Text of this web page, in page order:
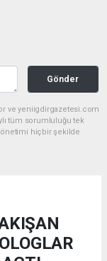
Gönder
ve yeniigdirgazetesi.com
tüm sorumluluğu tek
hiçbir şekilde